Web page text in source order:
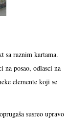
sa raznim kartama.
na posao, odlasci na
elemente koji se
susreo upravo